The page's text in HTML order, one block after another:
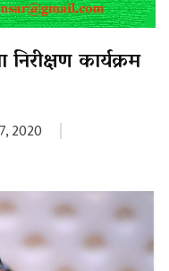
कार्यक्रम
2020